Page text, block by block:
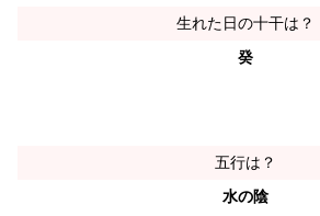
生れた日の十干は？
癸
五行は？
水の陰